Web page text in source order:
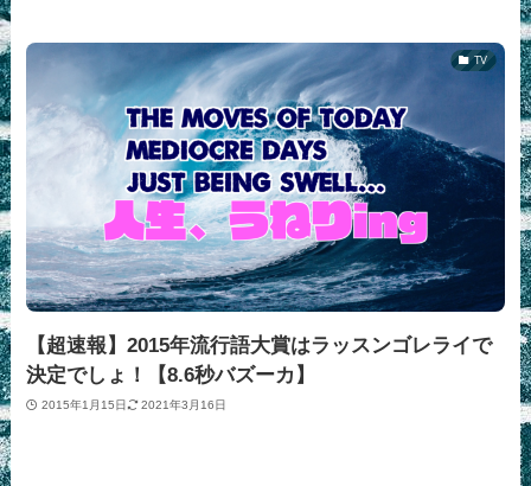
TV
【超速報】2015年流行語大賞はラッスンゴレライで
決定でしょ！【8.6秒バズーカ】
2015年1月15日 2021年3月16日